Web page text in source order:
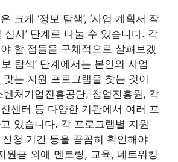
크게 ‘정보 탐색’, ‘사업 계획서 작
심사’ 단계로 나눌 수 있습니다. 각
할 점들을 구체적으로 살펴보겠
탐색’ 단계에서는 본인의 사업
는 지원 프로그램을 찾는 것이
벤처기업진흥공단, 창업진흥원, 각
센터 등 다양한 기관에서 여러 프
있습니다. 각 프로그램별 지원
청 기간 등을 꼼꼼히 확인해야
원금 외에 멘토링, 교육, 네트워킹